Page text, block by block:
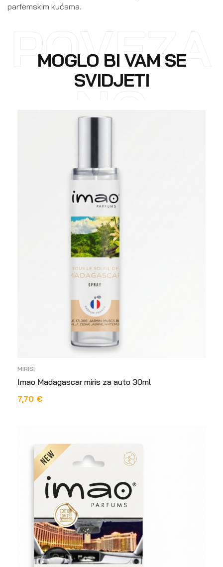
parfemskim kućama.
MOGLO BI VAM SE
SVIDJETI
POVEZA
NO
MIRISI
Imao Madagascar miris za auto 30ml
7,70 €